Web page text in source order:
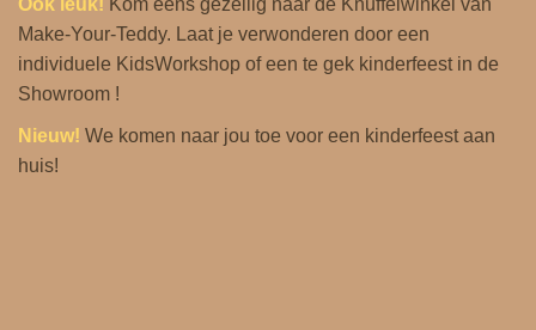
Ook leuk! Kom eens gezellig naar de Knuffelwinkel van
Make-Your-Teddy. Laat je verwonderen door een
individuele KidsWorkshop of een te gek kinderfeest in de
Showroom !
Nieuw! We komen naar jou toe voor een kinderfeest aan
huis!